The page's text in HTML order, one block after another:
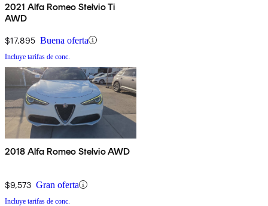
2021 Alfa Romeo Stelvio Ti
AWD
$17,895 Buena oferta
Incluye tarifas de conc.
2018 Alfa Romeo Stelvio AWD
$9,573 Gran oferta
Incluye tarifas de conc.